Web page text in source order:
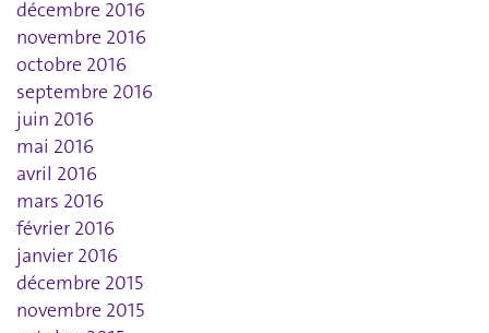
décembre 2016
novembre 2016
octobre 2016
septembre 2016
juin 2016
mai 2016
avril 2016
mars 2016
février 2016
janvier 2016
décembre 2015
novembre 2015